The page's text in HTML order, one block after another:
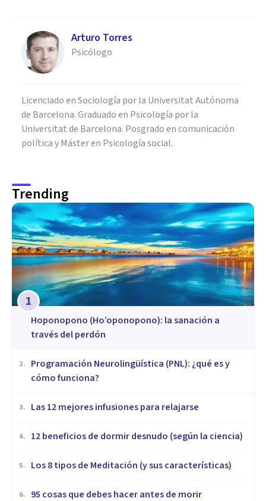
Arturo Torres
Psicólogo
Licenciado en Sociología por la Universitat Autónoma
de Barcelona. Graduado en Psicología por la
Universitat de Barcelona. Posgrado en comunicación
política y Máster en Psicología social.
Trending
1
Hoponopono (Ho’oponopono): la sanación a
través del perdón
2.
Programación Neurolingüística (PNL): ¿qué es y
cómo funciona?
3. ​Las 12 mejores infusiones para relajarse
4. 12 beneficios de dormir desnudo (según la ciencia)
5. Los 8 tipos de Meditación (y sus características)
6. 95 cosas que debes hacer antes de morir